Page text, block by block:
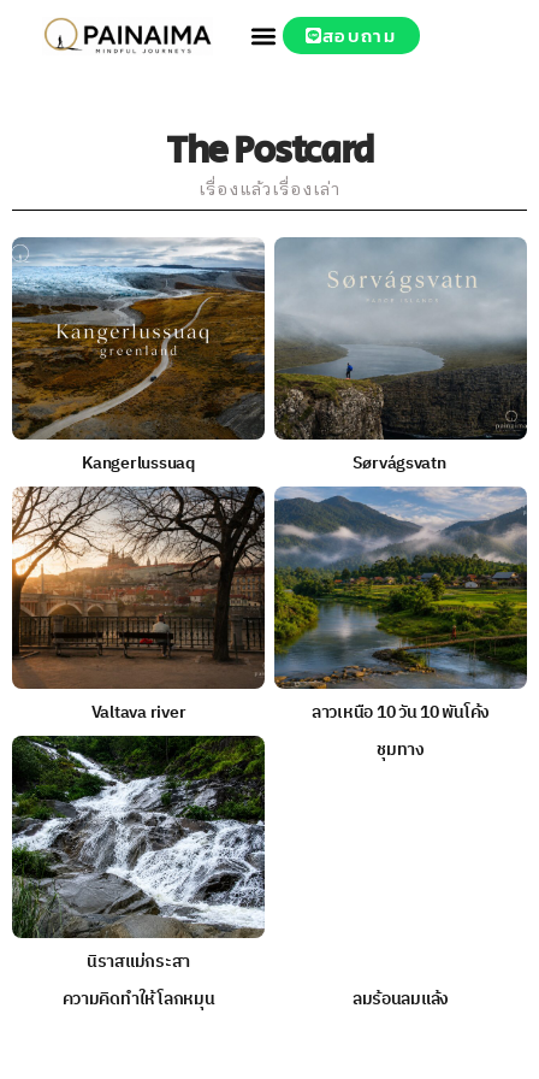
สอบถาม
The Postcard
เรื่องแล้วเรื่องเล่า
Kangerlussuaq Sørvágsvatn
Valtava river ลาวเหนือ 10 วัน 10 พันโค้ง
นิราสแม่กระสา
ชุมทาง
ความคิดทำให้โลกหมุน ลมร้อนลมแล้ง